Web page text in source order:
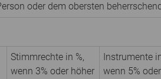
oder dem obersten
Stimmrechte in %,
wenn 3% oder höher
Instrumente
wenn 5% oder